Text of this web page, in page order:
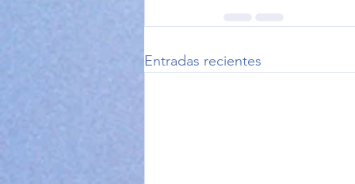
Entradas recientes